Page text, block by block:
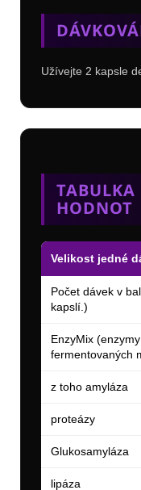
Užívejte 2 kapsle
HODNOT
Velikost jedné
Počet dávek v
kapslí.)
EnzyMix
fermentovaných
z toho amyláza
proteázy
Glukosamyláza
lipáza